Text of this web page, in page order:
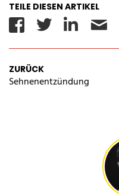
TEILE DIESEN ARTIKEL
Facebook
Twitter
Linkedin
ZURÜCK
Sehnenentzündung